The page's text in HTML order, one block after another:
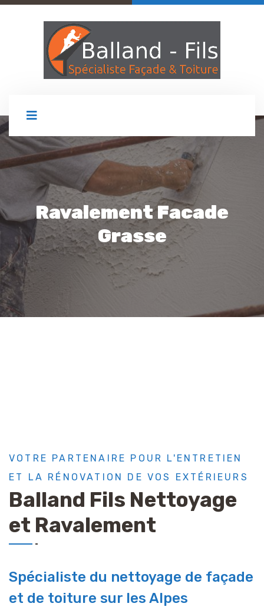
Ravalement Facade
Grasse
VOTRE PARTENAIRE POUR L'ENTRETIEN
ET LA RÉNOVATION DE VOS EXTÉRIEURS
Balland Fils Nettoyage
et Ravalement
Spécialiste du nettoyage de façade
et de toiture sur les Alpes